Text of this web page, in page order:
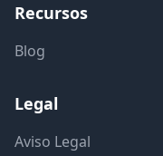
Recursos
Blog
Legal
Aviso Legal